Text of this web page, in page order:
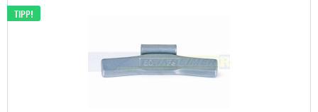
TIPP!